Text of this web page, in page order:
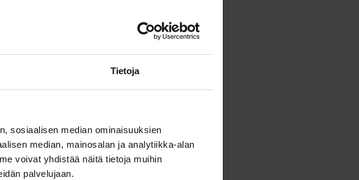
Tietoja
sosiaalisen median ominaisuuksien
median, mainosalan ja analytiikka-alan
voivat yhdistää näitä tietoja muihin
palvelujaan.
verkkosivuilta
8516, 050 5937 558